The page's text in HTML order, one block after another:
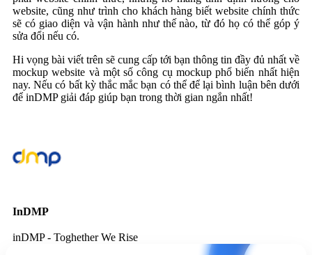
website, cũng như trình cho khách hàng biết website chính thức
sẽ có giao diện và vận hành như thế nào, từ đó họ có thể góp ý
sửa đổi nếu có.
Hi vọng bài viết trên sẽ cung cấp tới bạn thông tin đầy đủ nhất về
mockup website và một số công cụ mockup phổ biến nhất hiện
nay. Nếu có bất kỳ thắc mắc bạn có thể để lại bình luận bên dưới
để inDMP giải đáp giúp bạn trong thời gian ngắn nhất!
InDMP
inDMP - Toghether We Rise